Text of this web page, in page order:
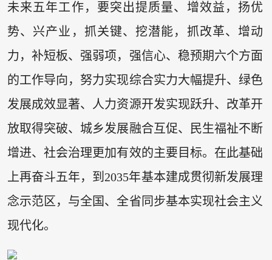
未来五年工作，要突出提质量、增效益，扬优
势、兴产业，抓关键、挖潜能，抓改革、增动
力，补短板、强弱项，强信心、稳预期六个方面
的工作导向，努力实现综合实力大幅提升、绿色
发展成效显著、人力资源开发实现跃升、改革开
放取得突破、城乡发展融合互促、民生福祉不断
增进、社会治理更加有效的主要目标。在此基础
上再奋斗五年，到2035年基本建成贯彻新发展理
念示范区，与全国、全省同步基本实现社会主义
现代化。